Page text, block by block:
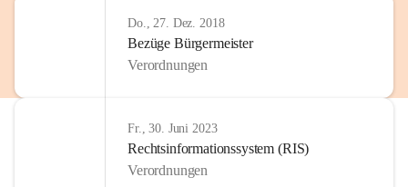
Do., 27. Dez. 2018
Bezüge Bürgermeister
Verordnungen
Fr., 30. Juni 2023
Rechtsinformationssystem (RIS)
Verordnungen